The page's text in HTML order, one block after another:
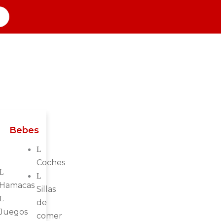
Hamacas
Bebes
Coches
Sillas
de
comer